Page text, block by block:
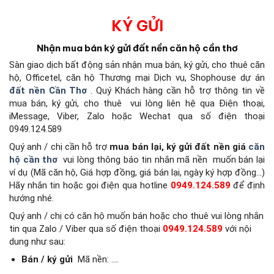
KÝ GỬI
Nhận mua bán ký gửi đất nền căn hộ cần thơ
Sàn giao dịch bất động sảnnhận mua bán, ký gửi, cho thuê căn
hộ, Officetel, căn hộ Thương mại Dịch vụ, Shophouse dự án
đất nền Cần Thơ . Quý Khách hàng cần hỗ trợ thông tin về
mua bán, ký gửi, cho thuê
vui lòng liên hệ qua Điện thoại,
iMessage, Viber, Zalo hoặc Wechat qua số điện thoại
0949.124.589
Quý anh / chị cần hỗ trợ mua bán lại, ký gửi đất nền giá căn
hộ cần thơ vui lòng thông báo tin nhắn mã nền muốn bán lại
ví dụ (Mã căn hộ, Giá hợp đồng, giá bán lại, ngày ký hợp đồng…)
Hãy nhắn tin hoặc gọi điện qua hotline 0949.124.589để định
hướng nhé.
Quý anh / chị có căn hộ muốn bán hoặc cho thuê vui lòng nhắn
tin qua Zalo / Viber qua số điện thoại 0949.124.589 với nội
dung như sau:
Bán / ký gửi Mã nền: ….